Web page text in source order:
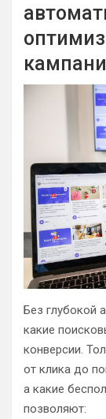
Без глубокой
какие
конверсии.
от клика до
а какие
позволяют: